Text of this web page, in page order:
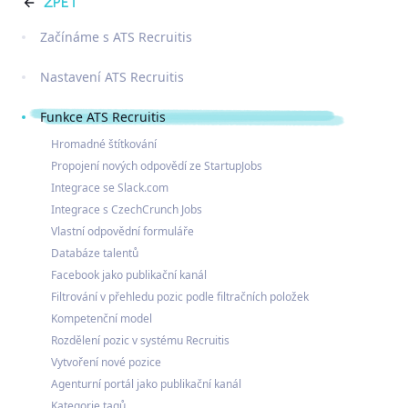
Začínáme s ATS Recruitis
Nastavení ATS Recruitis
Funkce ATS Recruitis
Hromadné štítkování
Propojení nových odpovědí ze StartupJobs
Integrace se Slack.com
Integrace s CzechCrunch Jobs
Vlastní odpovědní formuláře
Databáze talentů
Facebook jako publikační kanál
Filtrování v přehledu pozic podle filtračních položek
Kompetenční model
Rozdělení pozic v systému Recruitis
Vytvoření nové pozice
Agenturní portál jako publikační kanál